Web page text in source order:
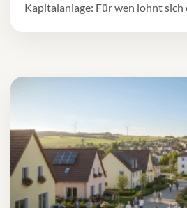
Kapitalanlage: Für wen lohnt sich